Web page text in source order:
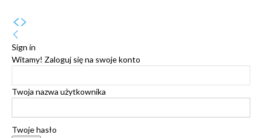
Sign in
Witamy! Zaloguj się na swoje konto
Twoja nazwa użytkownika
Twoje hasło